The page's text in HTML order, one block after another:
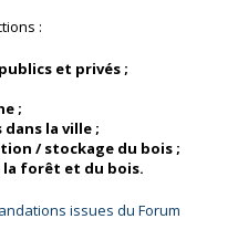
:
et privés ;
;
la ville ;
/ stockage du bois ;
la forêt et du bois.
issues du Forum